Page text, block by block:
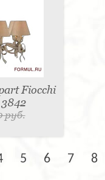
Fiocchi
руб.
5 6 7 8